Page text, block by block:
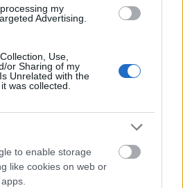
my
Advertising.
Use,
or Sharing of my
Unrelated with the
was collected.
to enable storage
like cookies on web or
volt a
akkor én ma nem vagyok
Mindig bedobott a
azt is jelentette, hogy »tessék
tehát megkaptam a
adott hozzá, de mindig
ahhoz, hogy elfogadjon a
(az akkori Nemzeti Színház),
háttér nélkül kerültem
Pistától, akkor az a
Charityvolt az első olyan
már nem volt jelen. A